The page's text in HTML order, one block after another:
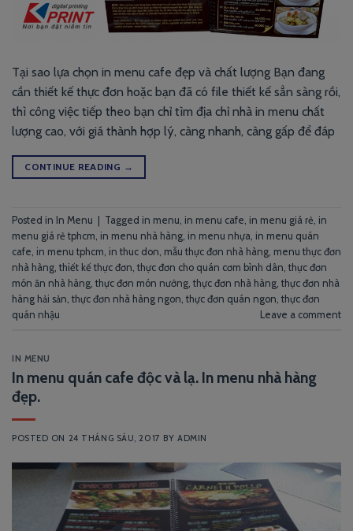
Tại sao lựa chọn in menu cafe đẹp và chất lượng Bạn đang
cần thiết kế thực đơn hoặc bạn đã có file thiết kế sẳn sàng rồi,
thì công việc tiếp theo bạn chỉ tìm địa chỉ nhà in menu chất
lượng cao, với giá thành hợp lý, càng nhanh, càng gấp để đáp
CONTINUE READING →
Posted in In Menu Tagged in menu, in menu cafe, in menu giá rẻ, in
menu giá rẻ tphcm, in menu nhà hàng, in menu nhựa, in menu quán
cafe, in menu tphcm, in thuc don, mẫu thực đơn nhà hàng, menu thực đơn
nhà hàng, thiết kế thực đơn, thực đơn cho quán cơm bình dân, thực đơn
món ăn nhà hàng, thực đơn món nướng, thực đơn nhà hàng, thực đơn nhà
hàng hải sản, thực đơn nhà hàng ngon, thực đơn quán ngon, thực đơn
quán nhậu
Leave a comment
IN MENU
In menu quán cafe độc và lạ. In menu nhà hàng
đẹp.
POSTED ON 24 THÁNG SÁU, 2017 BY ADMIN